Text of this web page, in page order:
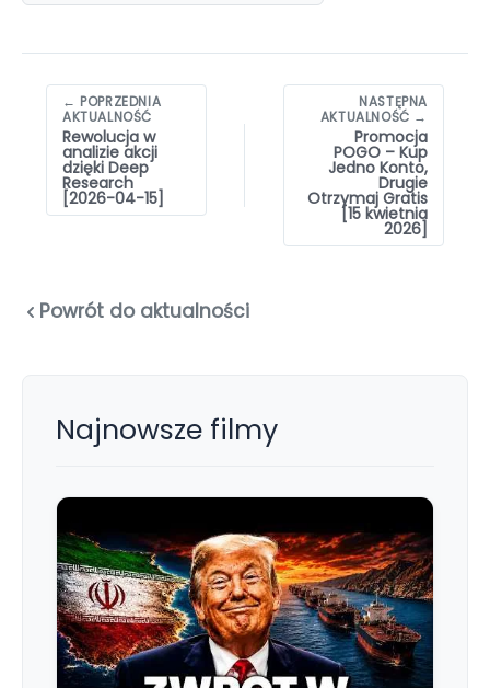
Nawigacja
wpisów
← POPRZEDNIA
AKTUALNOŚĆ
Rewolucja w
analizie akcji
dzięki Deep
Research
[2026-04-15]
NASTĘPNA
AKTUALNOŚĆ →
Promocja
POGO – Kup
Jedno Konto,
Drugie
Otrzymaj Gratis
[15 kwietnia
2026]
Powrót do aktualności
Najnowsze filmy